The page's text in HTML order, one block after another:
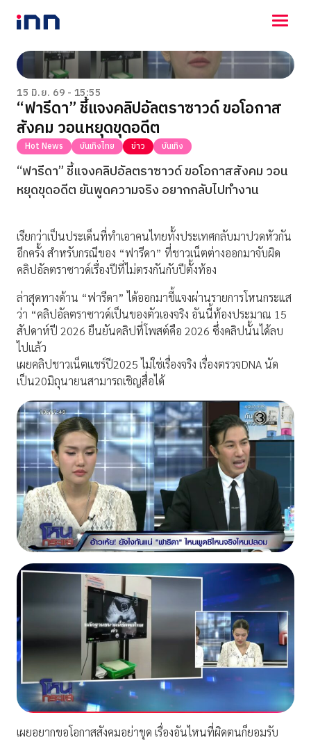
NEWS
ENTERTAINMENT
LIFESTYLE
HOROSCOPE
LOTTERY
VIDEO
ร่วมด้วยช่วยกัน
15 มิ.ย. 69 - 15:55
“ฟารีดา” ชี้แจงคลิปอัลตราซาวด์ ขอโอกาส
สังคม วอนหยุดขุดอดีต
Hot News บันเทิงไทย ข่าว บันเทิง
“ฟารีดา” ชี้แจงคลิปอัลตราซาวด์ ขอโอกาสสังคม วอน
หยุดขุดอดีต ยันพูดความจริง อยากกลับไปทำงาน
เรียกว่าเป็นประเด็นที่ทำเอาคนไทยทั้งประเทศกลับมาปวดหัวกัน
อีกครั้ง สำหรับกรณีของ “ฟารีดา” ที่ชาวเน็ตต่างออกมาจับผิด
คลิปอัลตราซาวด์เรื่องปีที่ไม่ตรงกันกับปีตั้งท้อง
ล่าสุดทางด้าน “ฟารีดา” ได้ออกมาชี้แจงผ่านรายการโหนกระแส
ว่า “คลิปอัลตราซาวด์เป็นของตัวเองจริง อันนี้ท้องประมาณ 15
สัปดาห์ปี 2026 ยืนยันคลิปที่โพสต์คือ 2026 ซึ่งคลิปนั้นได้ลบ
ไปแล้ว
เผยคลิปชาวเน็ตแชร์ปี2025 ไม่ใช่เรื่องจริง เรื่องตรวจDNA นัด
เป็น20มิถุนายนสามารถเชิญสื่อได้
เผยอยากขอโอกาสสังคมอย่าขุด เรื่องอันไหนที่ผิดตนก็ยอมรับ